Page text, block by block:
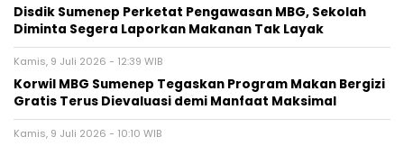
Disdik Sumenep Perketat Pengawasan MBG, Sekolah
Diminta Segera Laporkan Makanan Tak Layak
Kamis, 9 Juli 2026 - 12:39 WIB
Korwil MBG Sumenep Tegaskan Program Makan Bergizi
Gratis Terus Dievaluasi demi Manfaat Maksimal
Kamis, 9 Juli 2026 - 10:10 WIB